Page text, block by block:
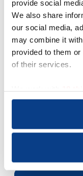
provide social
We also share
our social media,
may combine it
provided to them
of their services.
process your
Ik werk veel
jaar,
verlangend
hoe ze daar
willen.
Je kunt ook bij
Heb je een
Stuur een